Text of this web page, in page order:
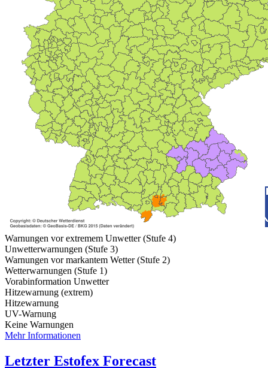
Warnungen vor extremem Unwetter (Stufe 4)
Unwetterwarnungen (Stufe 3)
Warnungen vor markantem Wetter (Stufe 2)
Wetterwarnungen (Stufe 1)
Vorabinformation Unwetter
Hitzewarnung (extrem)
Hitzewarnung
UV-Warnung
Keine Warnungen
Mehr Informationen
Letzter Estofex Forecast